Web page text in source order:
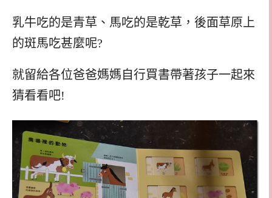
乳牛吃的是青草、馬吃的是乾草，後面草原上
的斑馬吃甚麼呢?
就留給各位爸爸媽媽自行買書帶著孩子一起來
猜看看吧!